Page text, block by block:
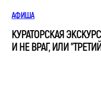
АФИША
КУРАТОРСКАЯ
И НЕ ВРАГ, ИЛИ